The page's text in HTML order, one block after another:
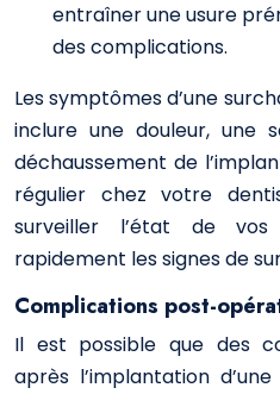
entraîner une usure
des complications.
Les symptômes d’une
inclure une douleur, une
déchaussement de
régulier chez votre
surveiller l’état de
rapidement les signes de
Complications post-
Il est possible que des
après l’implantation